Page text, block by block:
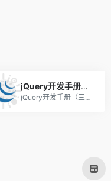
jQuery开发手册（三合一）
jQuery开发手册（三合一），单页预览、W3school、CSDN。